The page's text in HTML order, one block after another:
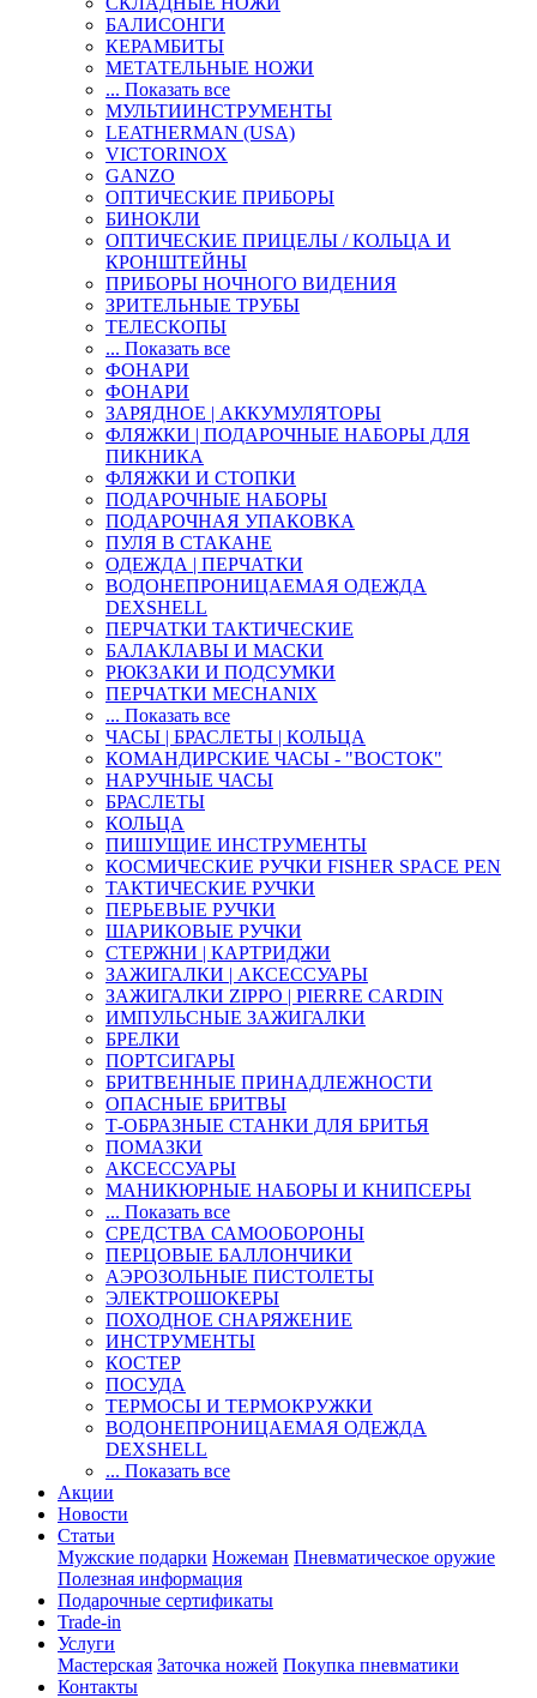
БАЛИСОНГИ
КЕРАМБИТЫ
МЕТАТЕЛЬНЫЕ НОЖИ
... Показать все
МУЛЬТИИНСТРУМЕНТЫ
LEATHERMAN (USA)
VICTORINOX
GANZO
ОПТИЧЕСКИЕ ПРИБОРЫ
БИНОКЛИ
ОПТИЧЕСКИЕ ПРИЦЕЛЫ / КОЛЬЦА И
КРОНШТЕЙНЫ
ПРИБОРЫ НОЧНОГО ВИДЕНИЯ
ЗРИТЕЛЬНЫЕ ТРУБЫ
ТЕЛЕСКОПЫ
... Показать все
ФОНАРИ
ФОНАРИ
ЗАРЯДНОЕ | АККУМУЛЯТОРЫ
ФЛЯЖКИ | ПОДАРОЧНЫЕ НАБОРЫ ДЛЯ
ПИКНИКА
ФЛЯЖКИ И СТОПКИ
ПОДАРОЧНЫЕ НАБОРЫ
ПОДАРОЧНАЯ УПАКОВКА
ПУЛЯ В СТАКАНЕ
ОДЕЖДА | ПЕРЧАТКИ
ВОДОНЕПРОНИЦАЕМАЯ ОДЕЖДА
DEXSHELL
ПЕРЧАТКИ ТАКТИЧЕСКИЕ
БАЛАКЛАВЫ И МАСКИ
РЮКЗАКИ И ПОДСУМКИ
ПЕРЧАТКИ MECHANIX
... Показать все
ЧАСЫ | БРАСЛЕТЫ | КОЛЬЦА
КОМАНДИРСКИЕ ЧАСЫ - "ВОСТОК"
НАРУЧНЫЕ ЧАСЫ
БРАСЛЕТЫ
КОЛЬЦА
ПИШУЩИЕ ИНСТРУМЕНТЫ
КОСМИЧЕСКИЕ РУЧКИ FISHER SPACE PEN
ТАКТИЧЕСКИЕ РУЧКИ
ПЕРЬЕВЫЕ РУЧКИ
ШАРИКОВЫЕ РУЧКИ
СТЕРЖНИ | КАРТРИДЖИ
ЗАЖИГАЛКИ | АКСЕССУАРЫ
ЗАЖИГАЛКИ ZIPPO | PIERRE CARDIN
ИМПУЛЬСНЫЕ ЗАЖИГАЛКИ
БРЕЛКИ
ПОРТСИГАРЫ
БРИТВЕННЫЕ ПРИНАДЛЕЖНОСТИ
ОПАСНЫЕ БРИТВЫ
Т-ОБРАЗНЫЕ СТАНКИ ДЛЯ БРИТЬЯ
ПОМАЗКИ
АКСЕССУАРЫ
МАНИКЮРНЫЕ НАБОРЫ И КНИПСЕРЫ
... Показать все
СРЕДСТВА САМООБОРОНЫ
ПЕРЦОВЫЕ БАЛЛОНЧИКИ
АЭРОЗОЛЬНЫЕ ПИСТОЛЕТЫ
ЭЛЕКТРОШОКЕРЫ
ПОХОДНОЕ СНАРЯЖЕНИЕ
ИНСТРУМЕНТЫ
КОСТЕР
ПОСУДА
ТЕРМОСЫ И ТЕРМОКРУЖКИ
ВОДОНЕПРОНИЦАЕМАЯ ОДЕЖДА
DEXSHELL
... Показать все
Акции
Новости
Статьи
Мужские подарки Ножеман Пневматическое оружие
Полезная информация
Подарочные сертификаты
Trade-in
Услуги
Мастерская Заточка ножей Покупка пневматики
Контакты